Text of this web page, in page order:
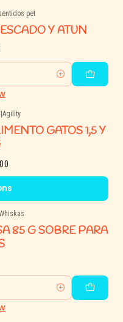
pet
Y ATUN
Agility
GATOS 1,5 Y
85 G SOBRE PARA